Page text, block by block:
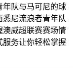
年队与马可尼的球
尼流浪者青年队
澳威超联赛赛场情
务让你轻松掌握